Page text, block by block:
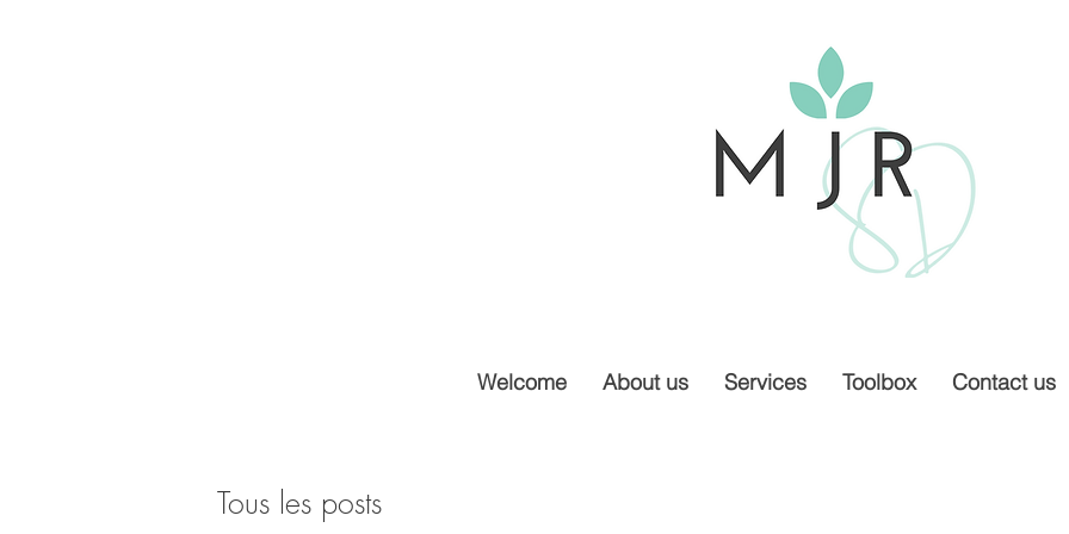
Welcome About us Services Toolbox Contact us
Tous les posts